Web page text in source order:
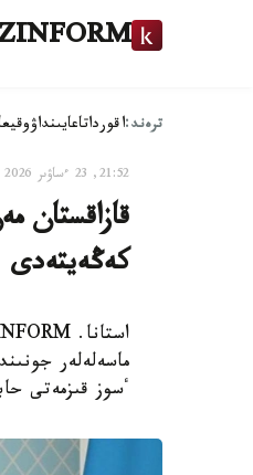
ترەند:اقورداتاعايىنداۋوقيعا
21:52, 23 ءساۋىر 2026
قازاقستان
كەڭەيتەدى
ماسەلەلەر
ٴسوز قىزمەتى